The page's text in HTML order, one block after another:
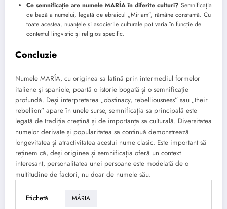
Ce semnificație are numele MARÍA în diferite culturi? Semnificația
de bază a numelui, legată de ebraicul „Miriam”, rămâne constantă. Cu
toate acestea, nuanțele și asocierile culturale pot varia în funcție de
contextul lingvistic și religios specific.
Concluzie
Numele MARÍA, cu originea sa latină prin intermediul formelor
italiene și spaniole, poartă o istorie bogată și o semnificație
profundă. Deși interpretarea „obstinacy, rebelliousness” sau „their
rebellion” apare în unele surse, semnificația sa principală este
legată de tradiția creștină și de importanța sa culturală. Diversitatea
numelor derivate și popularitatea sa continuă demonstrează
longevitatea și atractivitatea acestui nume clasic. Este important să
reținem că, deși originea și semnificația oferă un context
interesant, personalitatea unei persoane este modelată de o
multitudine de factori, nu doar de numele său.
Etichetă MÁRIA